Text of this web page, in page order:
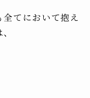
全てにおいて抱え